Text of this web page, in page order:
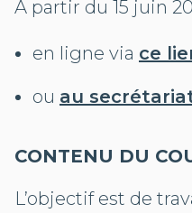
À partir du 15 juin
en ligne via ce
ou au
CONTENU DU
L’objectif est de